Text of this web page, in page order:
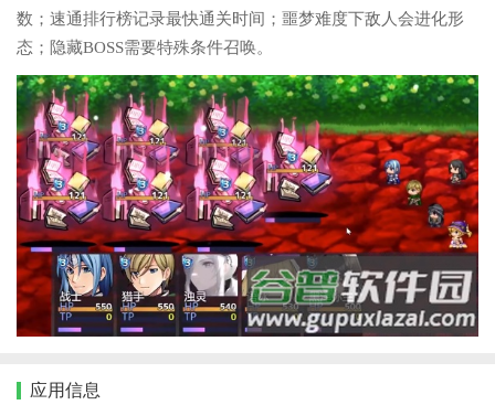
数；速通排行榜记录最快通关时间；噩梦难度下敌人会进化形
态；隐藏BOSS需要特殊条件召唤。
应用信息